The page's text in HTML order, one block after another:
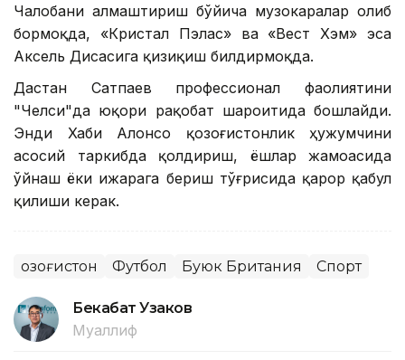
Чалобани алмаштириш бўйича музокаралар олиб
бормоқда, «Кристал Пэлас» ва «Вест Хэм» эса
Аксель Дисасига қизиқиш билдирмоқда.
Дастан Сатпаев профессионал фаолиятини
"Челси"да юқори рақобат шароитида бошлайди.
Энди Хаби Алонсо қозоғистонлик ҳужумчини
асосий таркибда қолдириш, ёшлар жамоасида
ўйнаш ёки ижарага бериш тўғрисида қарор қабул
қилиши керак.
Қозоғистон Футбол Буюк Британия Спорт
Бекабат Узаков
Муаллиф